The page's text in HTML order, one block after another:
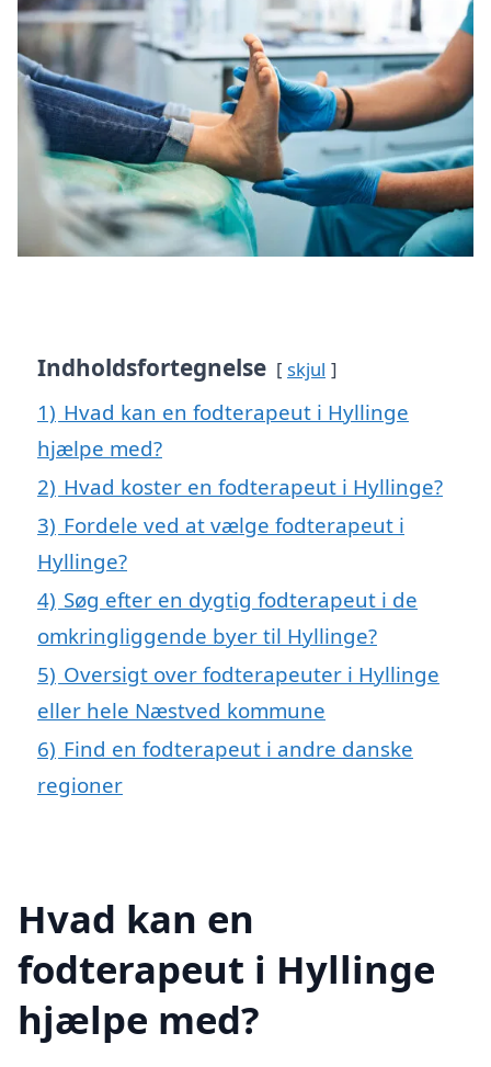
Indholdsfortegnelse skjul
1) Hvad kan en fodterapeut i Hyllinge
hjælpe med?
2) Hvad koster en fodterapeut i Hyllinge?
3) Fordele ved at vælge fodterapeut i
Hyllinge?
4) Søg efter en dygtig fodterapeut i de
omkringliggende byer til Hyllinge?
5) Oversigt over fodterapeuter i Hyllinge
eller hele Næstved kommune
6) Find en fodterapeut i andre danske
regioner
Hvad kan en
fodterapeut i Hyllinge
hjælpe med?